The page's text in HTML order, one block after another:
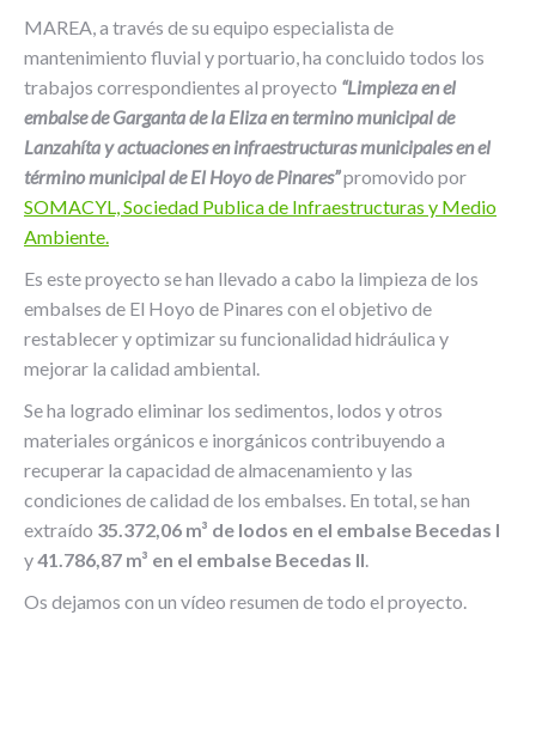
MAREA, a través de su equipo especialista de
mantenimiento fluvial y portuario, ha concluido todos los
trabajos correspondientes al proyecto “Limpieza en el
embalse de Garganta de la Eliza en termino municipal de
Lanzahíta y actuaciones en infraestructuras municipales en el
término municipal de El Hoyo de Pinares”promovido por
SOMACYL, Sociedad Publica de Infraestructuras y Medio
Ambiente.
Es este proyecto se han llevado a cabo la limpieza de los
embalses de El Hoyo de Pinares con el objetivo de
restablecer y optimizar su funcionalidad hidráulica y
mejorar la calidad ambiental.
Se ha logrado eliminar los sedimentos, lodos y otros
materiales orgánicos e inorgánicos contribuyendo a
recuperar la capacidad de almacenamiento y las
condiciones de calidad de los embalses. En total, se han
extraído 35.372,06 m³ de lodos en el embalse Becedas I
y41.786,87 m³ en el embalse Becedas II.
Os dejamos con un vídeo resumen de todo el proyecto.